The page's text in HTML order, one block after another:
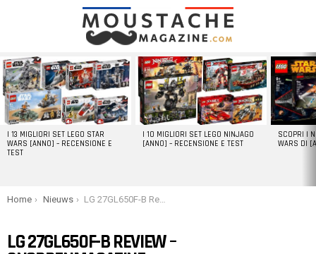
LATEST
STORIES
I 13 MIGLIORI SET LEGO STAR
WARS [ANNO] – RECENSIONE E
TEST
I 10 MIGLIORI SET LEGO NINJAGO
[ANNO] – RECENSIONE E TEST
SCOPRI I
WARS DI
You are here:
Home Nieuws LG 27GL650F-B Review – snorrenmagazine
LG 27GL650F-B REVIEW –